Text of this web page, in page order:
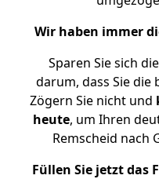
Wir haben immer
Sparen Sie sich
darum, dass Sie die
Zögern Sie nicht und
heute, um Ihren
Remscheid nach
Füllen Sie jetzt das